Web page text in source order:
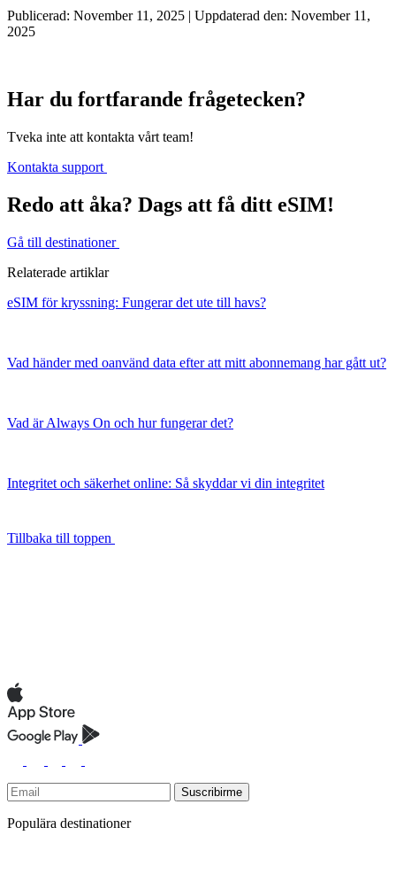
Publicerad: November 11, 2025 | Uppdaterad den: November 11,
2025
Har du fortfarande frågetecken?
Tveka inte att kontakta vårt team!
Kontakta support
Redo att åka? Dags att få ditt eSIM!
Gå till destinationer
Relaterade artiklar
eSIM för kryssning: Fungerar det ute till havs?
Vad händer med oanvänd data efter att mitt abonnemang har gått ut?
Vad är Always On och hur fungerar det?
Integritet och säkerhet online: Så skyddar vi din integritet
Tillbaka till toppen
Suscribirme
Populära destinationer